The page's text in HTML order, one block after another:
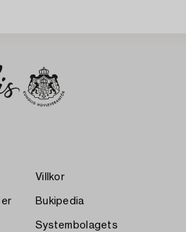
Villkor
Bukipedia
Systembolagets